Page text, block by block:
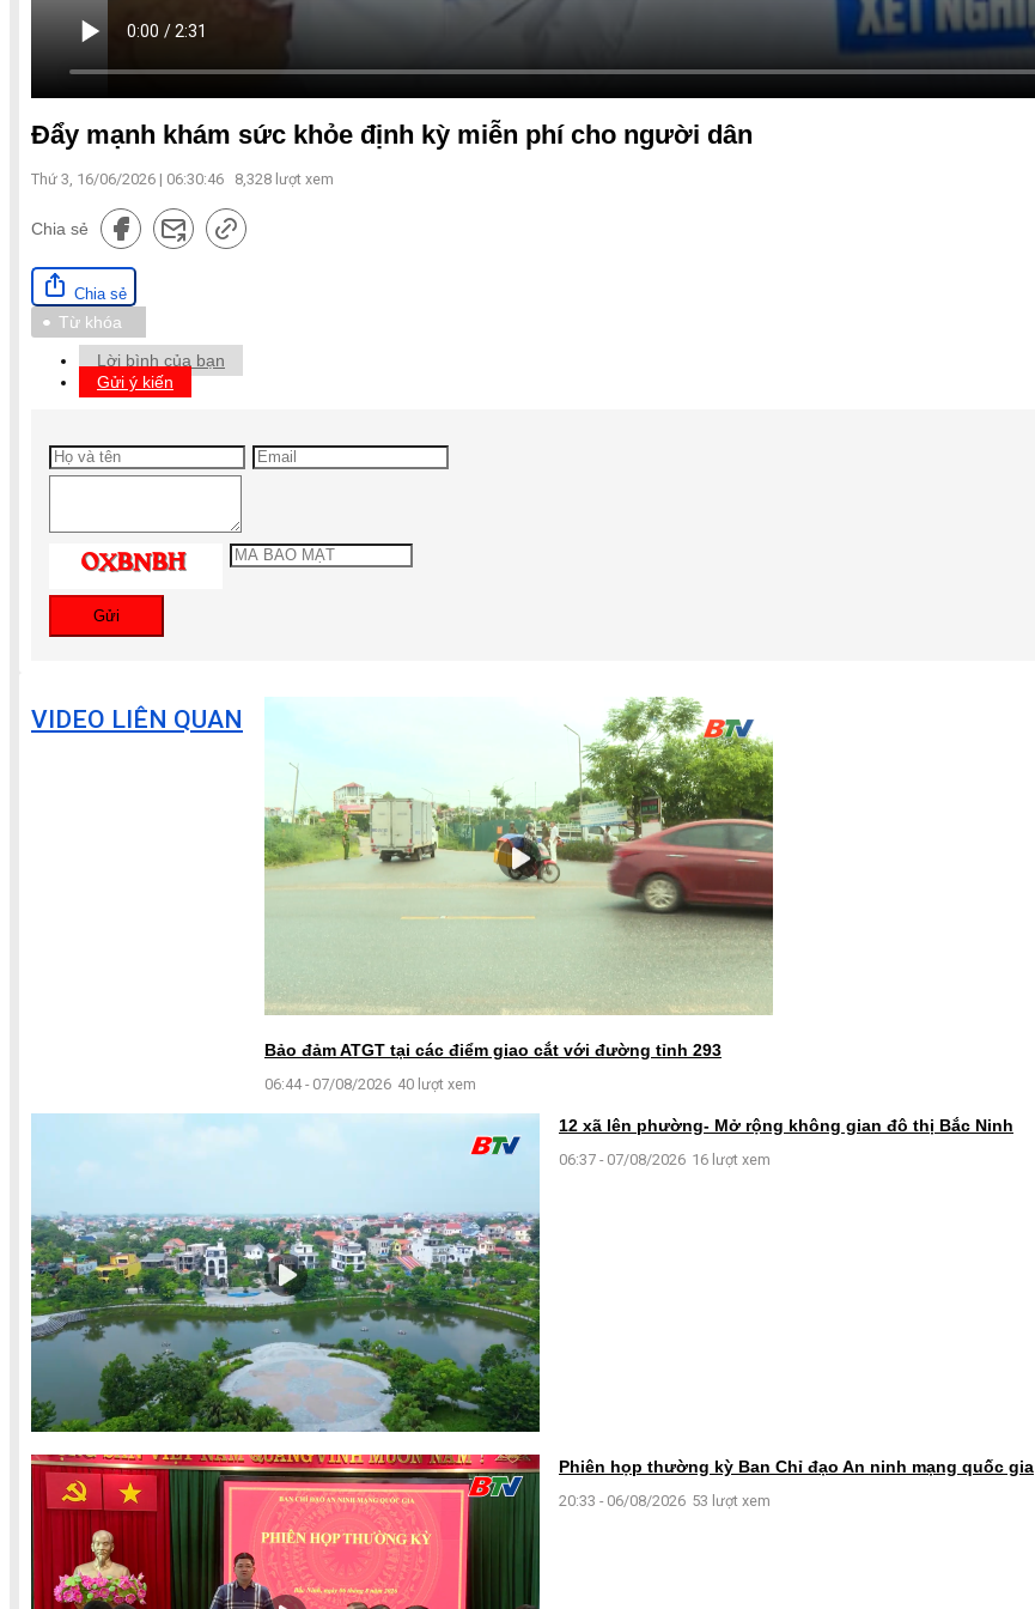
Đẩy mạnh khám sức khỏe định kỳ miễn phí cho người dân
Thứ 3, 16/06/2026 | 06:30:46 8,328 lượt xem
Chia sẻ
Chia sẻ
Từ khóa
Lời bình của bạn
Gửi ý kiến
Gửi
VIDEO LIÊN QUAN
Bảo đảm ATGT tại các điểm giao cắt với đường tỉnh 293
06:44 - 07/08/2026 40 lượt xem
12 xã lên phường- Mở rộng không gian đô thị Bắc Ninh
06:37 - 07/08/2026 16 lượt xem
Phiên họp thường kỳ Ban Chỉ đạo An ninh mạng quốc gia
20:33 - 06/08/2026 53 lượt xem